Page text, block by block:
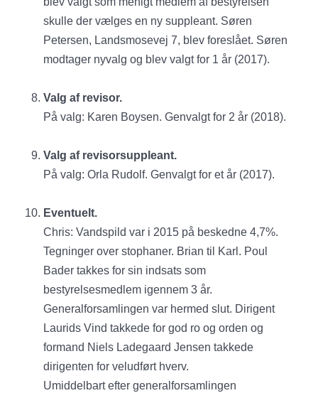
skulle der vælges en ny suppleant. Søren
Petersen, Landsmosevej 7, blev foreslået. Søren
modtager nyvalg og blev valgt for 1 år (2017).
Valg af revisor.
På valg: Karen Boysen. Genvalgt for 2 år (2018).
Valg af revisorsuppleant.
På valg: Orla Rudolf. Genvalgt for et år (2017).
Eventuelt.
Chris: Vandspild var i 2015 på beskedne 4,7%.
Tegninger over stophaner. Brian til Karl. Poul
Bader takkes for sin indsats som
bestyrelsesmedlem igennem 3 år.
Generalforsamlingen var hermed slut. Dirigent
Laurids Vind takkede for god ro og orden og
formand Niels Ladegaard Jensen takkede
dirigenten for veludført hverv.
Umiddelbart efter generalforsamlingen